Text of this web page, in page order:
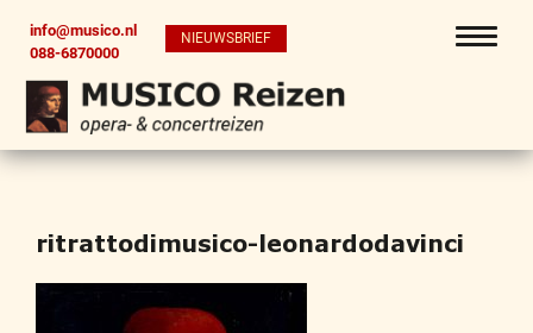
info@musico.nl
088-6870000
NIEUWSBRIEF
ritrattodimusico-leonardodavinci